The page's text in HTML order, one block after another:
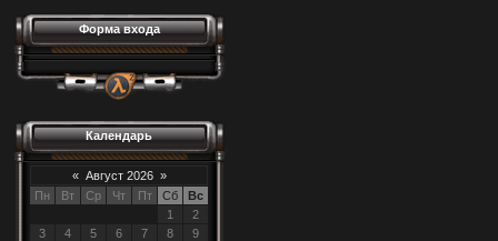
Форма входа
Календарь
« Август 2026 »
Пн
Вт Ср Чт Пт Сб
Вс
1
2
3
4 5 6 7 8
9